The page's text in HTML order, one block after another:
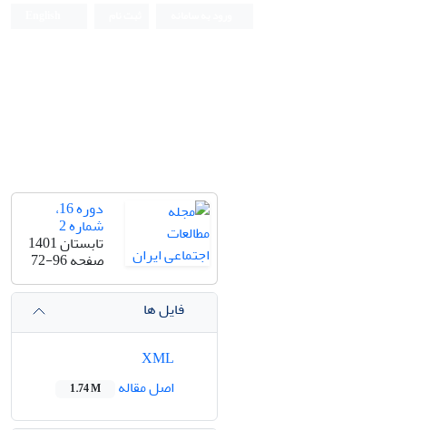
دوره 16،
شماره 2
تابستان 1401
صفحه72-96
فایل ها
اصل مقاله
1.74 M